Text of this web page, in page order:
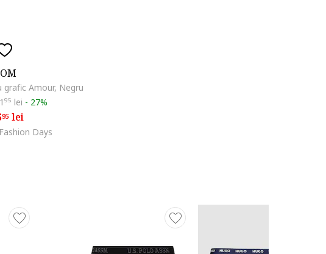
grafic Amour, Negru
95 lei - 27%
95lei
Days